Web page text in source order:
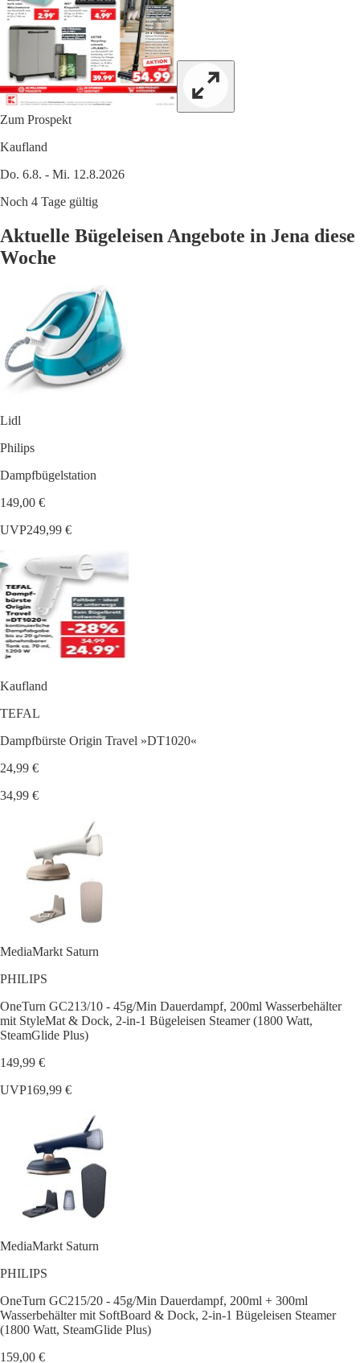
Zum Prospekt
Kaufland
Do. 6.8. - Mi. 12.8.2026
Noch 4 Tage gültig
Aktuelle Bügeleisen Angebote in Jena diese
Woche
Lidl
Philips
Dampfbügelstation
149,00 €
UVP249,99 €
Kaufland
TEFAL
Dampfbürste Origin Travel »DT1020«
24,99 €
34,99 €
MediaMarkt Saturn
PHILIPS
OneTurn GC213/10 - 45g/Min Dauerdampf, 200ml Wasserbehälter
mit StyleMat & Dock, 2-in-1 Bügeleisen Steamer (1800 Watt,
SteamGlide Plus)
149,99 €
UVP169,99 €
MediaMarkt Saturn
PHILIPS
OneTurn GC215/20 - 45g/Min Dauerdampf, 200ml + 300ml
Wasserbehälter mit SoftBoard & Dock, 2-in-1 Bügeleisen Steamer
(1800 Watt, SteamGlide Plus)
159,00 €